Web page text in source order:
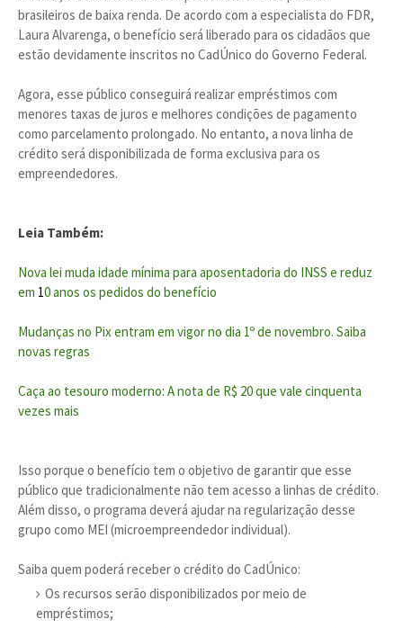
brasileiros de baixa renda. De acordo com a especialista do FDR,
Laura Alvarenga, o benefício será liberado para os cidadãos que
estão devidamente inscritos no CadÚnico do Governo Federal.
Agora, esse público conseguirá realizar empréstimos com
menores taxas de juros e melhores condições de pagamento
como parcelamento prolongado. No entanto, a nova linha de
crédito será disponibilizada de forma exclusiva para os
empreendedores.
Leia Também:
Nova lei muda idade mínima para aposentadoria do INSS e reduz
em 10 anos os pedidos do benefício
Mudanças no Pix entram em vigor no dia 1º de novembro. Saiba
novas regras
Caça ao tesouro moderno: A nota de R$ 20 que vale cinquenta
vezes mais
Isso porque o benefício tem o objetivo de garantir que esse
público que tradicionalmente não tem acesso a linhas de crédito.
Além disso, o programa deverá ajudar na regularização desse
grupo como MEI (microempreendedor individual).
Saiba quem poderá receber o crédito do CadÚnico:
Os recursos serão disponibilizados por meio de
empréstimos;